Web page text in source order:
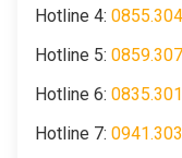
Hotline 4:
Hotline 5:
Hotline 6:
Hotline 7: